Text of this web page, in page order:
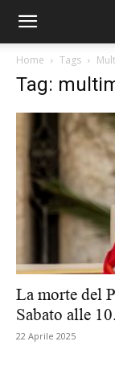
Home Tags
Tag:
La morte del
Sabato alle
22 Aprile 2025